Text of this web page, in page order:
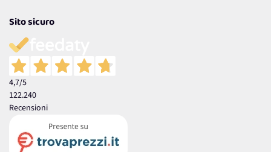
Sito sicuro
4,7/5
122.240
Recensioni